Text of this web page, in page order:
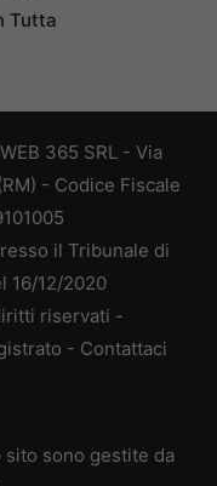
Tutta
365 SRL - Via
- Codice Fiscale
il Tribunale di
16/12/2020
riservati -
- Contattaci
sono gestite da